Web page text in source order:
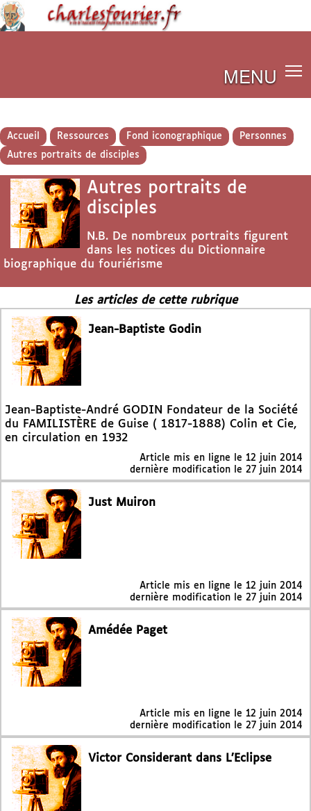
MENU
Accueil Ressources Fond iconographique
Personnes
Autres portraits de disciples
Autres portraits de
disciples
N.B. De nombreux portraits figurent
dans les notices du Dictionnaire
biographique du fouriérisme
Les articles de cette rubrique
Jean-Baptiste Godin
Jean-Baptiste-André GODIN Fondateur de la Société
du FAMILISTÈRE de Guise ( 1817-1888) Colin et Cie,
en circulation en 1932
Article mis en ligne le 12 juin 2014
dernière modification le 27 juin 2014
Just Muiron
Article mis en ligne le 12 juin 2014
dernière modification le 27 juin 2014
Amédée Paget
Article mis en ligne le 12 juin 2014
dernière modification le 27 juin 2014
Victor Considerant dans L’Eclipse